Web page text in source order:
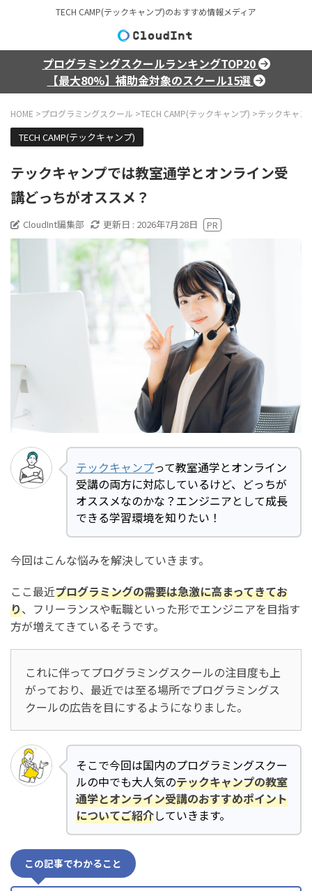
TECH CAMP(テックキャンプ)のおすすめ情報メディア
プログラミングスクールランキングTOP20
【最大80%】補助金対象のスクール15選
HOME >プログラミングスクール >TECH CAMP(テックキャンプ) >テックキャン
TECH CAMP(テックキャンプ)
テックキャンプでは教室通学とオンライン受
講どっちがオススメ？
CloudInt編集部 更新日 : 2026年7月28日
テックキャンプって教室通学とオンライン
受講の両方に対応しているけど、どっちが
オススメなのかな？エンジニアとして成長
できる学習環境を知りたい！
今回はこんな悩みを解決していきます。
ここ最近プログラミングの需要は急激に高まってきてお
り、フリーランスや転職といった形でエンジニアを目指す
方が増えてきているそうです。
これに伴ってプログラミングスクールの注目度も上
がっており、最近では至る場所でプログラミングス
クールの広告を目にするようになりました。
そこで今回は国内のプログラミングスクー
ルの中でも大人気のテックキャンプの教室
通学とオンライン受講のおすすめポイント
についてご紹介していきます。
この記事でわかること